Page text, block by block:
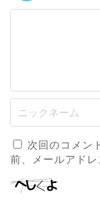
次回のコメン
前、メールアドレ